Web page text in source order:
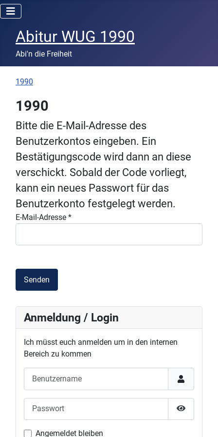
Abitur WUG 1990
Abi'n die Freiheit
Anmeldung / Login
Ich müsst euch anmelden um in den internen
Bereich zu kommen
Passwort
Angemeldet bleiben
1990
1990
Bitte die E-Mail-Adresse des
Benutzerkontos eingeben. Ein
Bestätigungscode wird dann an diese
verschickt. Sobald der Code vorliegt,
kann ein neues Passwort für das
Benutzerkonto festgelegt werden.
E-Mail-Adresse *
Senden